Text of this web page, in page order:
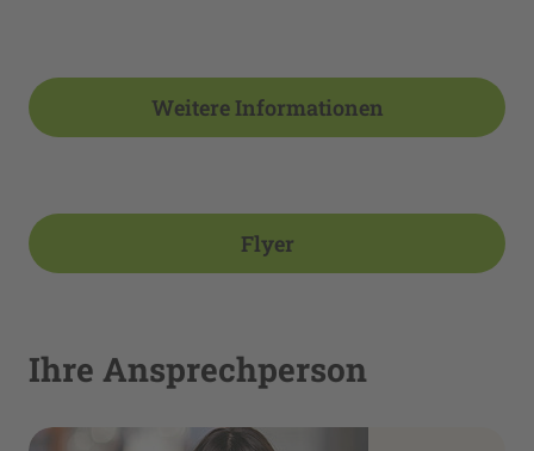
Weitere Informationen
Flyer
Ihre Ansprechperson